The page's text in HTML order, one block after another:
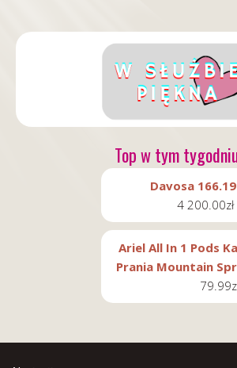
Top w tym
Davosa
4 200.00zł
Ariel All In 1 Pods
Prania Mountain
79.99